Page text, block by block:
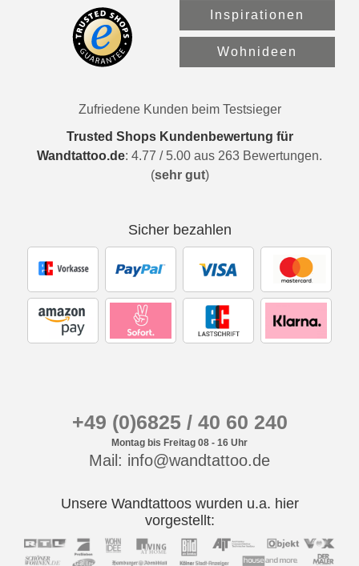
Inspirationen
Wohnideen
Zufriedene Kunden beim Testsieger
Trusted Shops Kundenbewertung für
Wandtattoo.de: 4.77 / 5.00 aus 263 Bewertungen.
(sehr gut)
Sicher bezahlen
+49 (0)6825 / 40 60 240
Montag bis Freitag 08 - 16 Uhr
Mail: info@wandtattoo.de
Unsere Wandtattoos wurden u.a. hier
vorgestellt: